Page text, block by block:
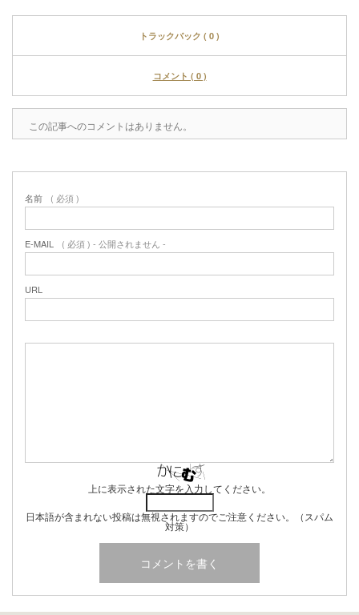
トラックバック ( 0 )
コメント ( 0 )
この記事へのコメントはありません。
名前 ( 必須 )
E-MAIL ( 必須 ) - 公開されません -
URL
上に表示された文字を入力してください。
日本語が含まれない投稿は無視されますのでご注意ください。（スパム
対策）